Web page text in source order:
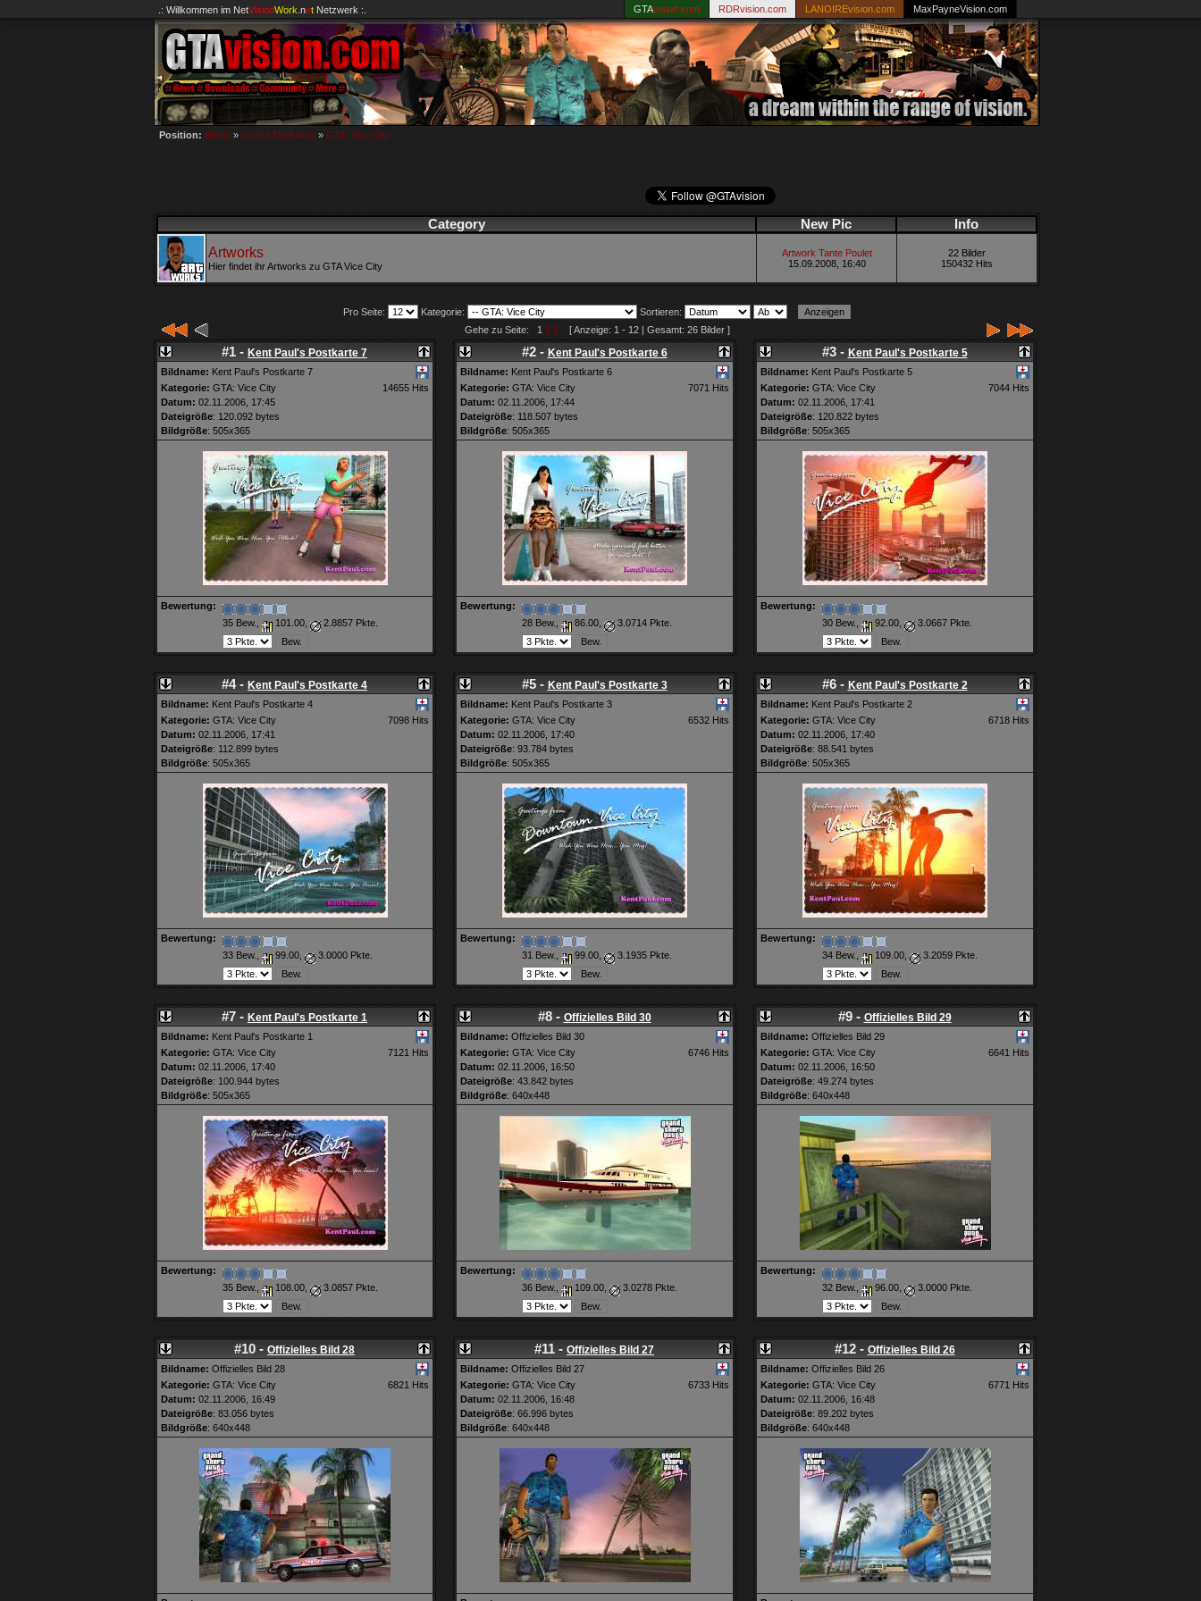
.: Willkommen im NetVisionWork .net Netzwerk :. GTAvision.com RDRvision.com LANOIREvision.com MaxPayneVision.com
Position: Home » Grand Theft Auto » GTA: Vice City
Category New Pic Info
Artworks
Hier findet ihr Artworks zu GTA Vice City
Artwork Tante Poulet
15.09.2008, 16:40
22 Bilder
150432 Hits
Pro Seite: Kategorie:
Sortieren:
Gehe zu Seite: 1 2 3[ Anzeige: 1 - 12 | Gesamt: 26 Bilder ]
#1 - Kent Paul's Postkarte 7
Bildname: Kent Paul's Postkarte 7
Kategorie: GTA: Vice City
14655 Hits
Datum: 02.11.2006, 17:45
Dateigröße: 120.092 bytes
Bildgröße: 505x365
Bewertung:
35 Bew.,
101.00, 2.8857 Pkte.
#2 - Kent Paul's Postkarte 6
Bildname: Kent Paul's Postkarte 6
Kategorie: GTA: Vice City
7071 Hits
Datum: 02.11.2006, 17:44
Dateigröße: 118.507 bytes
Bildgröße: 505x365
Bewertung:
28 Bew.,
86.00, 3.0714 Pkte.
#3 - Kent Paul's Postkarte 5
Bildname: Kent Paul's Postkarte 5
Kategorie: GTA: Vice City
7044 Hits
Datum: 02.11.2006, 17:41
Dateigröße: 120.822 bytes
Bildgröße: 505x365
Bewertung:
30 Bew.,
92.00, 3.0667 Pkte.
#4 - Kent Paul's Postkarte 4
Bildname: Kent Paul's Postkarte 4
Kategorie: GTA: Vice City
7098 Hits
Datum: 02.11.2006, 17:41
Dateigröße: 112.899 bytes
Bildgröße: 505x365
Bewertung:
33 Bew.,
99.00, 3.0000 Pkte.
#5 - Kent Paul's Postkarte 3
Bildname: Kent Paul's Postkarte 3
Kategorie: GTA: Vice City
6532 Hits
Datum: 02.11.2006, 17:40
Dateigröße: 93.784 bytes
Bildgröße: 505x365
Bewertung:
31 Bew.,
99.00, 3.1935 Pkte.
#6 - Kent Paul's Postkarte 2
Bildname: Kent Paul's Postkarte 2
Kategorie: GTA: Vice City
6718 Hits
Datum: 02.11.2006, 17:40
Dateigröße: 88.541 bytes
Bildgröße: 505x365
Bewertung:
34 Bew.,
109.00, 3.2059 Pkte.
#7 - Kent Paul's Postkarte 1
Bildname: Kent Paul's Postkarte 1
Kategorie: GTA: Vice City
7121 Hits
Datum: 02.11.2006, 17:40
Dateigröße: 100.944 bytes
Bildgröße: 505x365
Bewertung:
35 Bew.,
108.00, 3.0857 Pkte.
#8 - Offizielles Bild 30
Bildname: Offizielles Bild 30
Kategorie: GTA: Vice City
6746 Hits
Datum: 02.11.2006, 16:50
Dateigröße: 43.842 bytes
Bildgröße: 640x448
Bewertung:
36 Bew.,
109.00, 3.0278 Pkte.
#9 - Offizielles Bild 29
Bildname: Offizielles Bild 29
Kategorie: GTA: Vice City
6641 Hits
Datum: 02.11.2006, 16:50
Dateigröße: 49.274 bytes
Bildgröße: 640x448
Bewertung:
32 Bew.,
96.00, 3.0000 Pkte.
#10 - Offizielles Bild 28
Bildname: Offizielles Bild 28
Kategorie: GTA: Vice City
6821 Hits
Datum: 02.11.2006, 16:49
Dateigröße: 83.056 bytes
Bildgröße: 640x448
#11 - Offizielles Bild 27
Bildname: Offizielles Bild 27
Kategorie: GTA: Vice City
6733 Hits
Datum: 02.11.2006, 16:48
Dateigröße: 66.996 bytes
Bildgröße: 640x448
#12 - Offizielles Bild 26
Bildname: Offizielles Bild 26
Kategorie: GTA: Vice City
6771 Hits
Datum: 02.11.2006, 16:48
Dateigröße: 89.202 bytes
Bildgröße: 640x448